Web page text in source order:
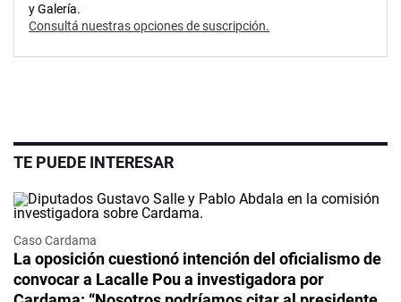
y Galería.
Consultá nuestras opciones de suscripción.
TE PUEDE INTERESAR
Caso Cardama
La oposición cuestionó intención del oficialismo de
convocar a Lacalle Pou a investigadora por